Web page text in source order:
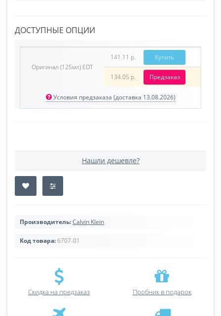
ДОСТУПНЫЕ ОПЦИИ
Оригинал (125мл) EDT
141.11 р. Купить
134.05 р. Предзаказ
Условия предзаказа (доставка 13.08.2026)
Нашли дешевле?
Производитель:Calvin Klein
Код товара:6707-01
Скидка на предзаказ Пробник в подарок